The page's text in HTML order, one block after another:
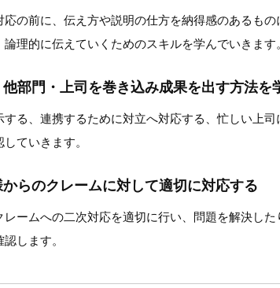
の前に、伝え方や説明の仕方を納得感のあるも
理的に伝えていくためのスキルを学んでいきます。
部門・上司を巻き込み成果を出す方法を
る、連携するために対立へ対応する、忙しい上
ていきます。
らのクレームに対して適切に対応する
ームへの二次対応を適切に行い、問題を解決し
します。